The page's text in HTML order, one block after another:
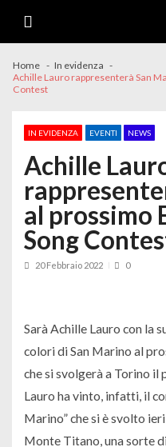
Home
In evidenza
Achille Lauro rappresenterà San
Contest
IN EVIDENZA EVENTI NEWS
Achille
al prossimo
Song
20 Febbraio 2022 0
Sarà Achille Lauro con la
colori di San Marino al
che si svolgerà a Torino il
Lauro ha vinto, infatti, il
Marino” che si è svolto
Monte Titano, una sorte